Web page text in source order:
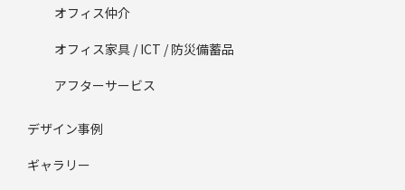
オフィス仲介
オフィス家具 / ICT / 防災備蓄品
アフターサービス
デザイン事例
ギャラリー